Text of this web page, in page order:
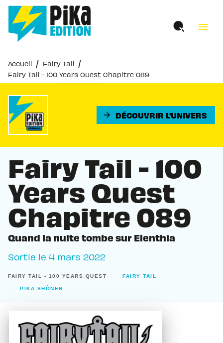
MENU RECHERCHE
PIED DE PAGE
menu
Accueil / Fairy Tail /
Fairy Tail - 100 Years Quest Chapitre 089
arrow_forward DÉCOUVRIR L'UNIVERS
Fairy Tail - 100
Years Quest
Chapitre 089
Quand la nuite tombe sur Elenthia
Sortie le 4 mars 2022
FAIRY TAIL - 100 YEARS QUEST FAIRY TAIL
PIKA SHÔNEN